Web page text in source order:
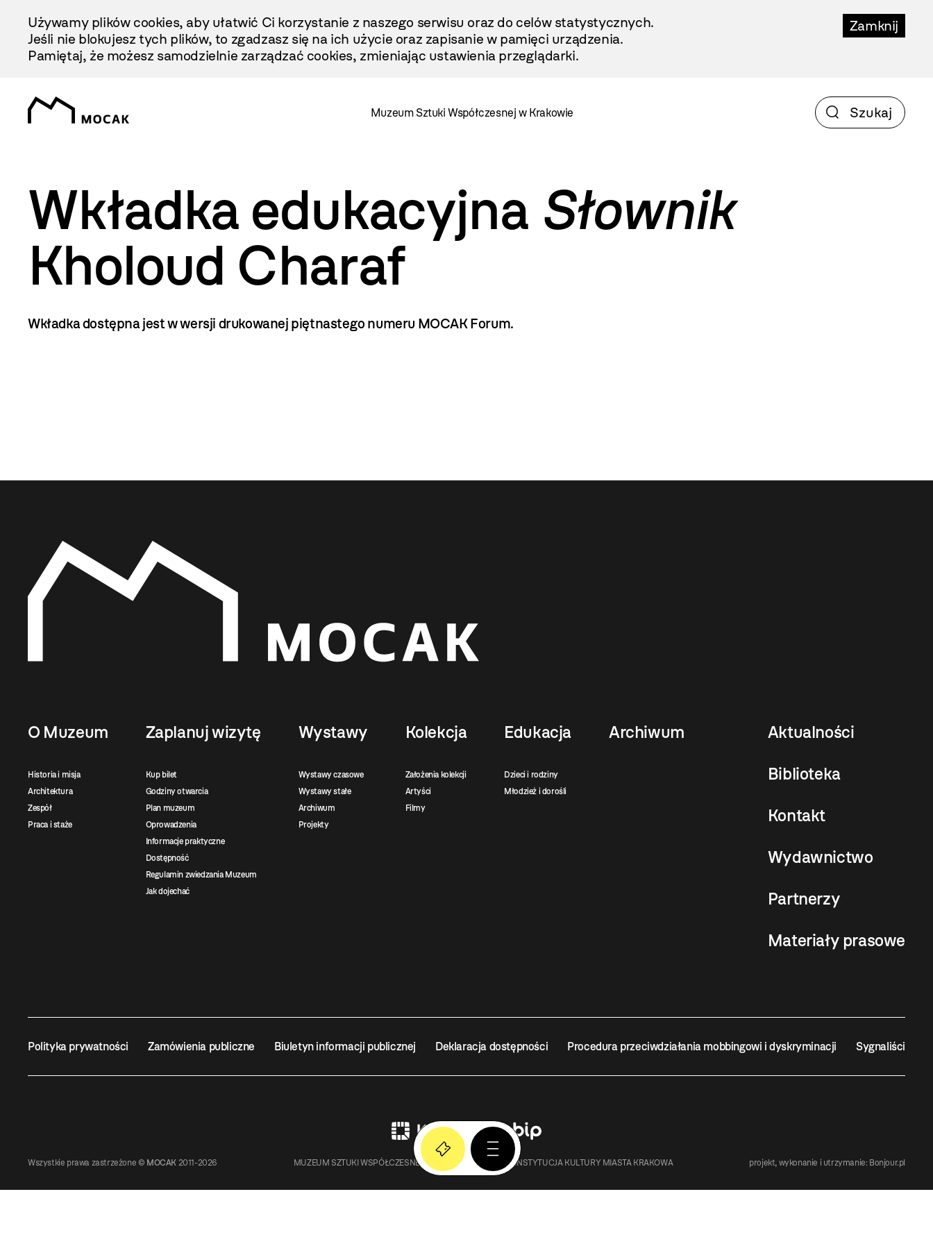
Treści
Zamknij
Używamy plików cookies, aby ułatwić Ci korzystanie z naszego serwisu oraz do celów statystycznych.
Jeśli nie blokujesz tych plików, to zgadzasz się na ich użycie oraz zapisanie w pamięci urządzenia.
Pamiętaj, że możesz samodzielnie zarządzać cookies, zmieniając ustawienia przeglądarki.
Muzeum Sztuki Współczesnej w Krakowie
Wkładka edukacyjna Słownik
Kholoud Charaf
Wkładka dostępna jest w wersji drukowanej piętnastego numeru MOCAK Forum.
O Muzeum
Historia i misja
Architektura
Zespół
Praca i staże
Zaplanuj wizytę
Kup bilet
Godziny otwarcia
Plan muzeum
Oprowadzenia
Informacje praktyczne
Dostępność
Regulamin zwiedzania Muzeum
Jak dojechać
Wystawy
Wystawy czasowe
Wystawy stałe
Archiwum
Projekty
Kolekcja
Założenia kolekcji
Artyści
Filmy
Edukacja
Dzieci i rodziny
Młodzież i dorośli
Archiwum Aktualności
Biblioteka
Kontakt
Wydawnictwo
Partnerzy
Materiały prasowe
Polityka prywatności Zamówienia publiczne Biuletyn informacji publicznej Deklaracja dostępności Procedura przeciwdziałania mobbingowi i dyskryminacji Sygnaliści
Wszystkie prawa zastrzeżone © MOCAK 2011-2026 MUZEUM SZTUKI WSPÓŁCZESNEJ W KRAKOWIE MOCAK – INSTYTUCJA KULTURY MIASTA KRAKOWA projekt, wykonanie i utrzymanie: Bonjour.pl